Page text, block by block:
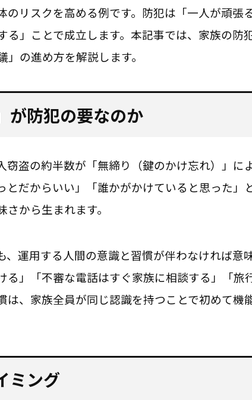
リスクを高める例です。防犯は「一人が頑張
る」ことで成立します。本記事では、家族の防
の進め方を解説します。
が防犯の要なのか
窃盗の約半数が「無締り（鍵のかけ忘れ）」に
だからいい」「誰かがかけていると思った」
から生まれます。
、運用する人間の意識と習慣が伴わなければ意
る」「不審な電話はすぐ家族に相談する」「旅
、家族全員が同じ認識を持つことで初めて機
ミング